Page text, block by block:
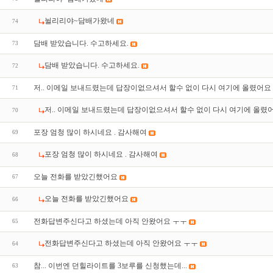
74 뉠리리야~담배가왔네
73 담배 받았습니다. 수고하세요.
72 담배 받았습니다. 수고하세요.
71 저.. 이메일 보내드렸는데 답장이없으셔서 할수 없이 다시 여기에 올렸어요
70 저.. 이메일 보내드렸는데 답장이없으셔서 할수 없이 다시 여기에 올렸
69 포장 엄청 많이 하시네요 . 감사해여
68 포장 엄청 많이 하시네요 . 감사해여
67 오늘 전화를 받았긴했어요
66 오늘 전화를 받았긴했어요
65 전화답변주신다고 하셨는데 아직 안왔어요 ㅜㅜ
64 전화답변주신다고 하셨는데 아직 안왔어요 ㅜㅜ
63 참... 이번엔 던힐라이트를 3보루를 신청했는데...